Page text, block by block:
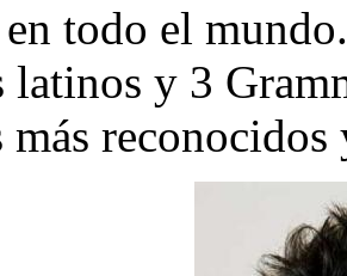
todo el
latinos y 3
más